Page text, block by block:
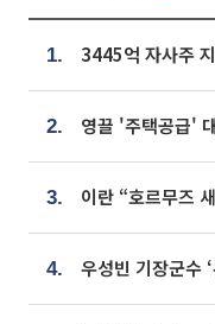
1.
2.
3.
4.